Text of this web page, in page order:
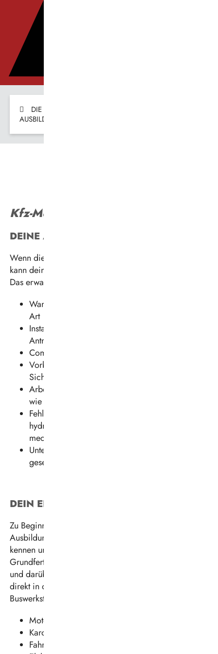
DIE VESTISCHE
AUSBILDUNG
Kfz-Mechatroniker (m/w/d)
DEINE AUFGABEN
Wenn die Jobbeschreibung schon so vielfältig ist,
kann dein Aufgabenfeld nur umso spannender sein.
Das erwartet dich Tag für Tag:
Wartung und Reparatur von Kraftfahrzeugen aller
Art
Instandsetzung und Diagnose von vernetzten
Antriebs-, Komfort- und Sicherheitssystemen
Computergestützte Fehlerdiagnose
Vorbereitung von Fahrzeugen für
Sicherheitsprüfungen
Arbeiten an alternativen Antriebstechnologien
wie Elektro-, Wasserstoff- oder Hybridantrieb
Fehlersuche und Instandsetzung an
hydraulischen, pneumatischen und
mechanischen Komponenten
Untersuchung von Kraftfahrzeugen nach
gesetzlichen Vorgaben (zum Beispiel TÜV)
DEIN EINSATZBEREICH
Zu Beginn deiner Ausbildung lernst du in der
Ausbildungswerkstatt den Umgang mit Werkzeugen
kennen und erlernst dabei sämtliche
Grundfertigkeiten, die du im Laufe deiner Ausbildung
und darüber hinaus brauchen wirst. Danach geht es
direkt in die unterschiedlichen Bereiche der
Buswerkstatt. Dazu zählen unter anderem:
Motor
Karosserie
Fahrwerk
Die Vestische
Verkehrswende